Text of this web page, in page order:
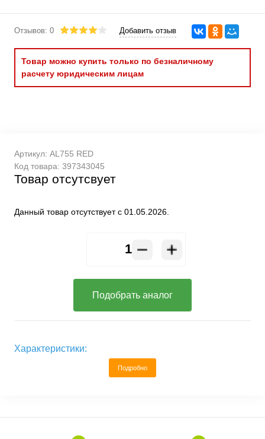
Отзывов: 0 Добавить отзыв
Товар можно купить только по безналичному
расчету юридическим лицам
Артикул: AL755 RED
Код товара: 397343045
Товар отсутсвует
Данный товар отсутствует с 01.05.2026.
Подобрать аналог
Характеристики:
Подробно